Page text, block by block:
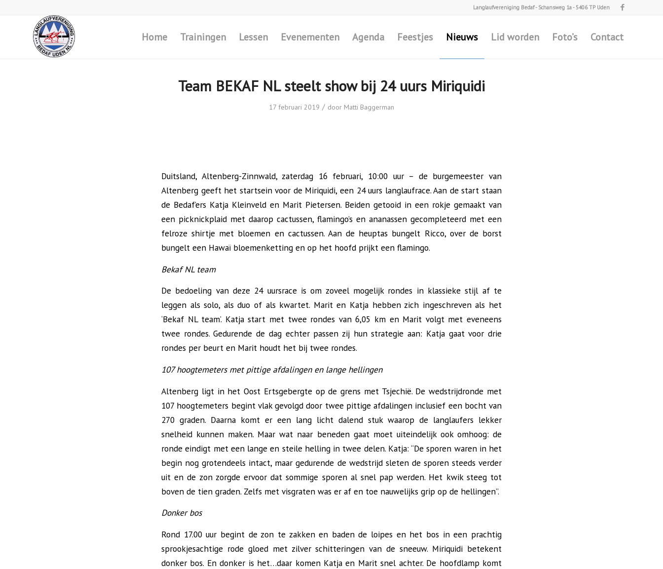
Langlaufvereniging Bedaf - Schansweg 1a - 5406 TP Uden
Home Trainingen Lessen Evenementen Agenda Feestjes Nieuws Lid worden Foto’s Contact
Team BEKAF NL steelt show bij 24 uurs Miriquidi
17 februari 2019 / door Matti Baggerman
Duitsland, Altenberg-Zinnwald, zaterdag 16 februari, 10:00 uur – de burgemeester van
Altenberg geeft het startsein voor de Miriquidi, een 24 uurs langlaufrace. Aan de start staan
de Bedaf’ers Katja Kleinveld en Marit Pietersen. Beiden getooid in een rokje gemaakt van
een picknickplaid met daarop cactussen, flamingo’s en ananassen gecompleteerd met een
felroze shirtje met bloemen en cactussen. Aan de heuptas bungelt Ricco, over de borst
bungelt een Hawaï bloemenketting en op het hoofd prijkt een flamingo.
Bekaf NL team
De bedoeling van deze 24 uursrace is om zoveel mogelijk rondes in klassieke stijl af te
leggen als solo, als duo of als kwartet. Marit en Katja hebben zich ingeschreven als het
‘Bekaf NL team’. Katja start met twee rondes van 6,05 km en Marit volgt met eveneens
twee rondes. Gedurende de dag echter passen zij hun strategie aan: Katja gaat voor drie
rondes per beurt en Marit houdt het bij twee rondes.
107 hoogtemeters met pittige afdalingen en lange hellingen
Altenberg ligt in het Oost Ertsgebergte op de grens met Tsjechië. De wedstrijdronde met
107 hoogtemeters begint vlak gevolgd door twee pittige afdalingen inclusief een bocht van
270 graden. Daarna komt er een lang licht dalend stuk waarop de langlaufers lekker
snelheid kunnen maken. Maar wat naar beneden gaat moet uiteindelijk ook omhoog: de
ronde eindigt met een lange en steile helling in twee delen. Katja: “De sporen waren in het
begin nog grotendeels intact, maar gedurende de wedstrijd sleten de sporen steeds verder
uit en de zon zorgde ervoor dat sommige sporen al snel pap werden. Het kwik steeg tot
boven de tien graden. Zelfs met visgraten was er af en toe nauwelijks grip op de hellingen”.
Donker bos
Rond 17.00 uur begint de zon te zakken en baden de loipes en het bos in een prachtig
sprookjesachtige rode gloed met zilver schitteringen van de sneeuw. Miriquidi betekent
donker bos. En donker is het…daar komen Katja en Marit snel achter. De hoofdlamp komt